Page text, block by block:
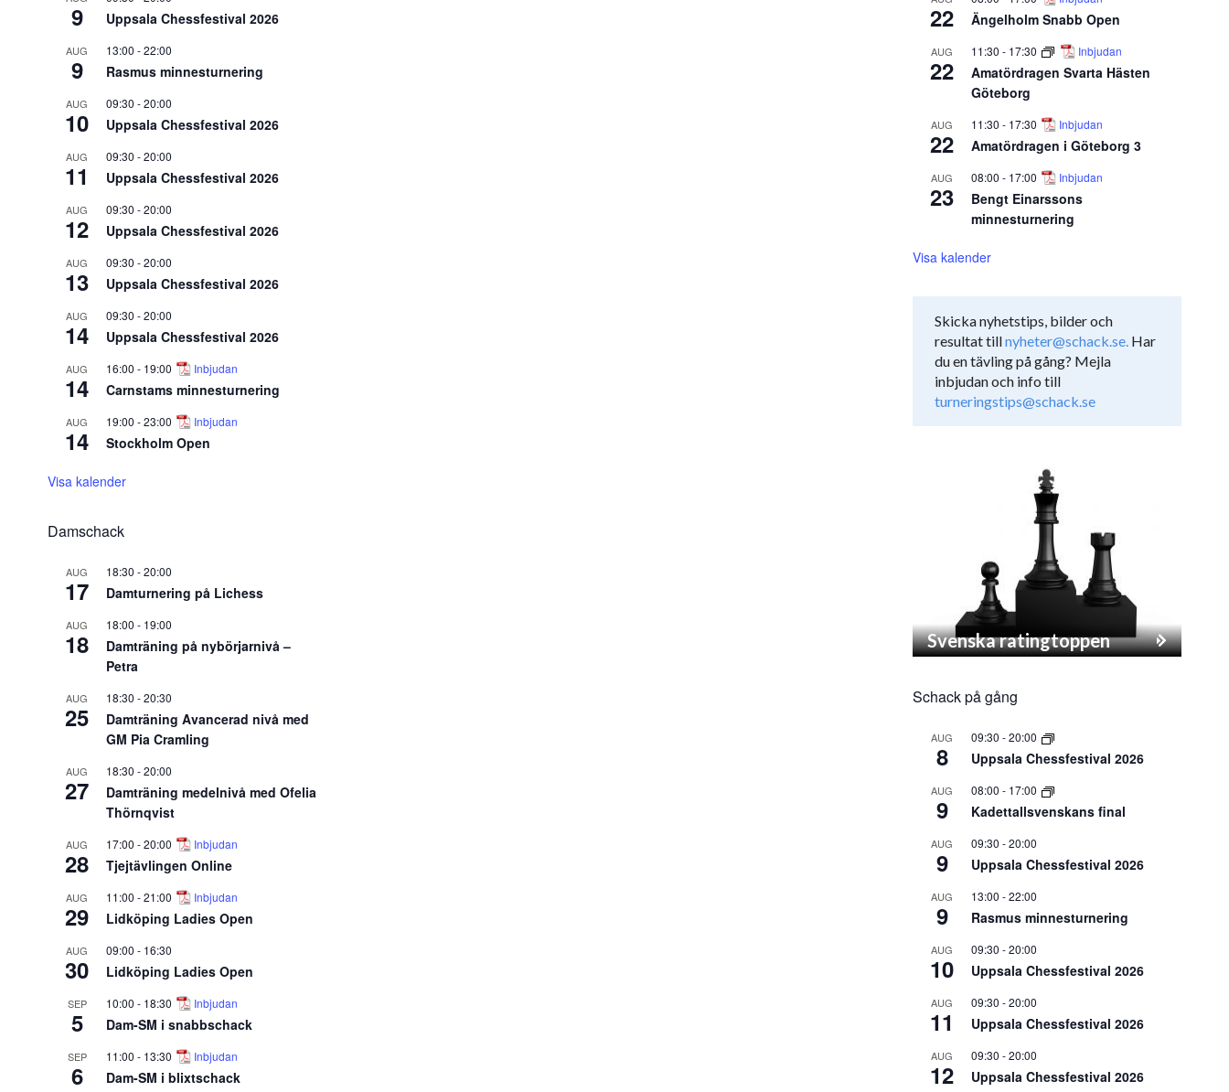
9 Uppsala Chessfestival 2026
AUG
9
13:00 -22:00
Rasmus minnesturnering
AUG
10
09:30 -20:00
Uppsala Chessfestival 2026
AUG
11
09:30 -20:00
Uppsala Chessfestival 2026
AUG
12
09:30 -20:00
Uppsala Chessfestival 2026
AUG
13
09:30 -20:00
Uppsala Chessfestival 2026
AUG
14
09:30 -20:00
Uppsala Chessfestival 2026
AUG
14
16:00 - 19:00 Inbjudan
Carnstams minnesturnering
AUG
14
19:00 -23:00 Inbjudan
Stockholm Open
Visa kalender
Damschack
AUG
17
18:30 -20:00
Damturnering på Lichess
AUG
18
18:00 - 19:00
Damträning på nybörjarnivå –
Petra
AUG
25
18:30 -20:30
Damträning Avancerad nivå med
GM Pia Cramling
AUG
27
18:30 -20:00
Damträning medelnivå med Ofelia
Thörnqvist
AUG
28
17:00 -20:00 Inbjudan
Tjejtävlingen Online
AUG
29
11:00 -21:00 Inbjudan
Lidköping Ladies Open
AUG
30
09:00 - 16:30
Lidköping Ladies Open
SEP
5
10:00 - 18:30 Inbjudan
Dam-SM i snabbschack
SEP
6
11:00 - 13:30 Inbjudan
Dam-SM i blixtschack
22 Ängelholm Snabb Open
AUG
22
11:30 - 17:30 Inbjudan
Amatördragen Svarta Hästen
Göteborg
AUG
22
11:30 - 17:30 Inbjudan
Amatördragen i Göteborg 3
AUG
23
08:00 - 17:00 Inbjudan
Bengt Einarssons
minnesturnering
Visa kalender
Skicka nyhetstips, bilder och
resultat tillnyheter@schack.se. Har
du en tävling på gång? Mejla
inbjudan och info till
turneringstips@schack.se
Svenska ratingtoppen
Schack på gång
AUG
8
09:30 -20:00
Uppsala Chessfestival 2026
AUG
9
08:00 - 17:00
Kadettallsvenskans final
AUG
9
09:30 -20:00
Uppsala Chessfestival 2026
AUG
9
13:00 -22:00
Rasmus minnesturnering
AUG
10
09:30 -20:00
Uppsala Chessfestival 2026
AUG
11
09:30 -20:00
Uppsala Chessfestival 2026
AUG
12
09:30 -20:00
Uppsala Chessfestival 2026